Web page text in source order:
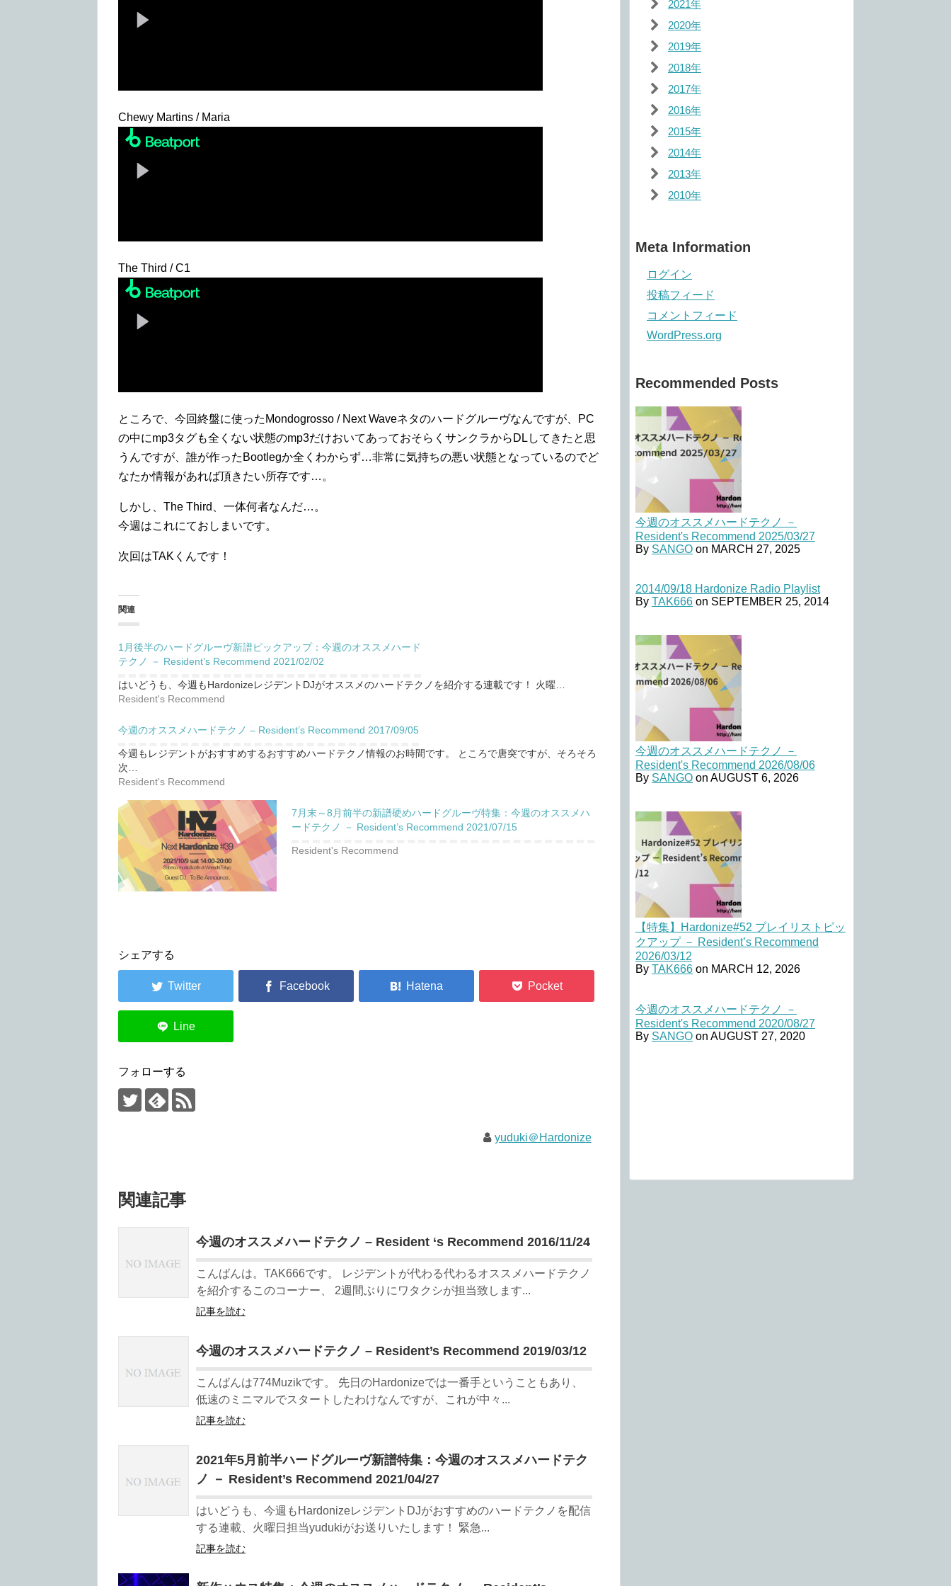
Chewy Martins / Maria
The Third / C1
ところで、今回終盤に使ったMondogrosso / Next Waveネタのハードグルーヴなんですが、PC
の中にmp3タグも全くない状態のmp3だけおいてあっておそらくサンクラからDLしてきたと思
うんですが、誰が作ったBootlegか全くわからず…非常に気持ちの悪い状態となっているのでど
なたか情報があれば頂きたい所存です…。
しかし、The Third、一体何者なんだ…。
今週はこれにておしまいです。
次回はTAKくんです！
関連
1月後半のハードグルーヴ新譜ピックアップ：今週のオススメハード
テクノ － Resident’s Recommend 2021/02/02
はいどうも、今週もHardonizeレジデントDJがオススメのハードテクノを紹介する連載です！ 火曜…
Resident's Recommend
今週のオススメハードテクノ – Resident’s Recommend 2017/09/05
今週もレジデントがおすすめするおすすめハードテクノ情報のお時間です。 ところで唐突ですが、そろそろ
次…
Resident's Recommend
7月末～8月前半の新譜硬めハードグルーヴ特集：今週のオススメハ
ードテクノ － Resident’s Recommend 2021/07/15
Resident's Recommend
シェアする
フォローする
yuduki＠Hardonize
関連記事
今週のオススメハードテクノ – Resident ‘s Recommend 2016/11/24
こんばんは。TAK666です。 レジデントが代わる代わるオススメハードテクノ
を紹介するこのコーナー、 2週間ぶりにワタクシが担当致します...
記事を読む
今週のオススメハードテクノ – Resident’s Recommend 2019/03/12
こんばんは774Muzikです。 先日のHardonizeでは一番手ということもあり、
低速のミニマルでスタートしたわけなんですが、これが中々...
記事を読む
2021年5月前半ハードグルーヴ新譜特集：今週のオススメハードテク
ノ － Resident’s Recommend 2021/04/27
はいどうも、今週もHardonizeレジデントDJがおすすめのハードテクノを配信
する連載、火曜日担当yudukiがお送りいたします！ 緊急...
記事を読む
2021年
2020年
2019年
2018年
2017年
2016年
2015年
2014年
2013年
2010年
Meta Information
ログイン
投稿フィード
コメントフィード
WordPress.org
Recommended Posts
今週のオススメハードテクノ －
Resident's Recommend 2025/03/27
By SANGO on MARCH 27, 2025
2014/09/18 Hardonize Radio Playlist
By TAK666 on SEPTEMBER 25, 2014
今週のオススメハードテクノ －
Resident's Recommend 2026/08/06
By SANGO on AUGUST 6, 2026
【特集】Hardonize#52 プレイリストピッ
クアップ － Resident’s Recommend
2026/03/12
By TAK666 on MARCH 12, 2026
今週のオススメハードテクノ －
Resident's Recommend 2020/08/27
By SANGO on AUGUST 27, 2020